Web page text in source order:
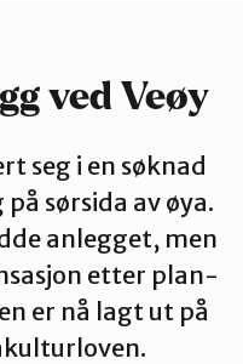
og Averøy
ved Veøy
seg i en søknad
sørsida av øya.
anlegget, men
etter plan-
er nå lagt ut på